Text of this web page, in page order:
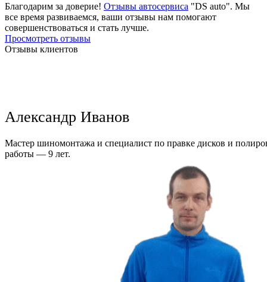
Благодарим за доверие! Отзывы автосервиса "DS auto". Мы
все время развиваемся, ваши отзывы нам помогают
совершенствоваться и стать лучше.
Просмотреть отзывы
Отзывы клиентов
Александр Иванов
Мастер шиномонтажа и специалист по правке дисков и
работы — 9 лет.